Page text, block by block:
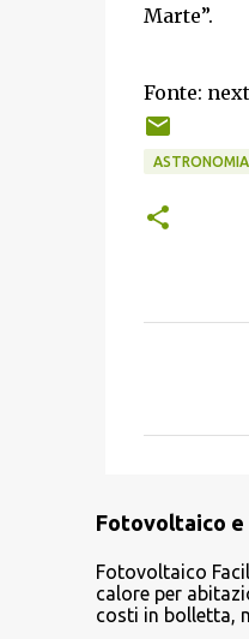
Marte”.
Fonte:
ASTRONOMIA
n
t
i
Fotovoltaico e
Fotovoltaico
calore per
costi in bolletta,